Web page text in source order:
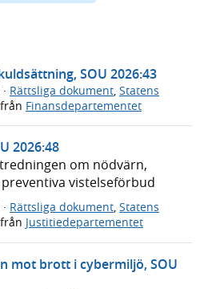
SOU 2026:43
· Rättsliga dokument Statens
från Finansdepartementet
2026:48
om nödvärn,
vistelseförbud
· Rättsliga dokument, Statens
från Justitiedepartementet
mot brott i cybermiljö, SOU